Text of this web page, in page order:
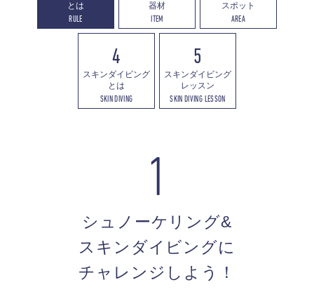
とは
RULE
器材
ITEM
スポット
AREA
4
スキンダイビング
とは
SKIN DIVING
5
スキンダイビング
レッスン
SKIN DIVING LESSON
1
シュノーケリング&
スキンダイビングに
チャレンジしよう！